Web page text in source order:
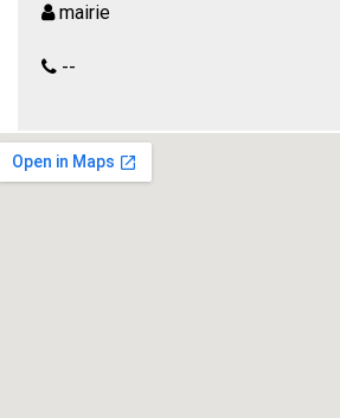
mairie
--
FESTIVAL OFF DE CARCASSONNE